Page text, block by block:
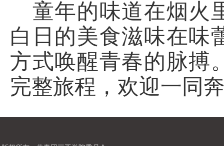
童年的味道在烟火
白日的美食滋味在味
方式唤醒青春的脉搏
完整旅程，欢迎一同